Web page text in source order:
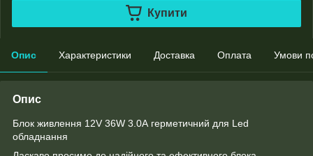
Купити
Опис Характеристики Доставка Оплата Умови
Опис
Блок живлення 12V 36W 3.0А герметичний для Led
обладнання